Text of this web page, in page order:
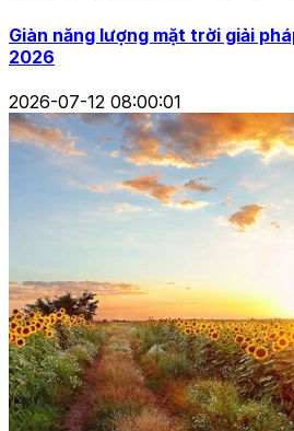
Giàn năng lượng mặt trời giải
2026
2026-07-12 08:00:01